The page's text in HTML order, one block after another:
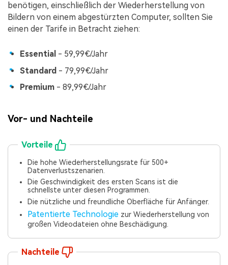
benötigen, einschließlich der Wiederherstellung von
Bildern von einem abgestürzten Computer, sollten Sie
einen der Tarife in Betracht ziehen:
Essential - 59,99€/Jahr
Standard - 79,99€/Jahr
Premium - 89,99€/Jahr
Vor- und Nachteile
Vorteile
Die hohe Wiederherstellungsrate für 500+
Datenverlustszenarien.
Die Geschwindigkeit des ersten Scans ist die
schnellste unter diesen Programmen.
Die nützliche und freundliche Oberfläche für Anfänger.
Patentierte Technologie zur Wiederherstellung von
großen Videodateien ohne Beschädigung.
Nachteile